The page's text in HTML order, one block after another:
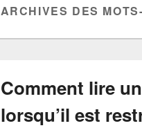
ARCHIVES DES
Comment lire
lorsqu’il est